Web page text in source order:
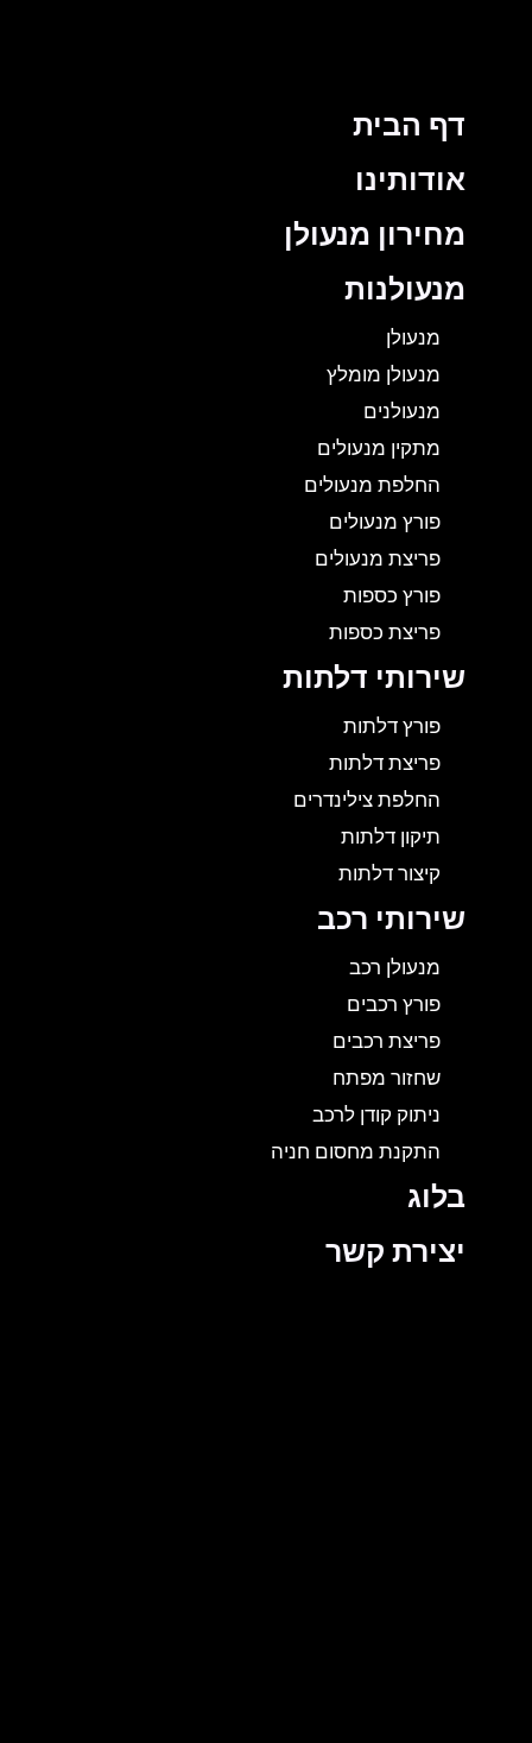
דף הבית
אודותינו
מחירון מנעולן
מנעולנות
מנעולן
מנעולן מומלץ
מנעולנים
מתקין מנעולים
החלפת מנעולים
פורץ מנעולים
פריצת מנעולים
פורץ כספות
פריצת כספות
שירותי דלתות
פורץ דלתות
פריצת דלתות
החלפת צילינדרים
תיקון דלתות
קיצור דלתות
שירותי רכב
מנעולן רכב
פורץ רכבים
פריצת רכבים
שחזור מפתח
ניתוק קודן לרכב
התקנת מחסום חניה
בלוג
יצירת קשר